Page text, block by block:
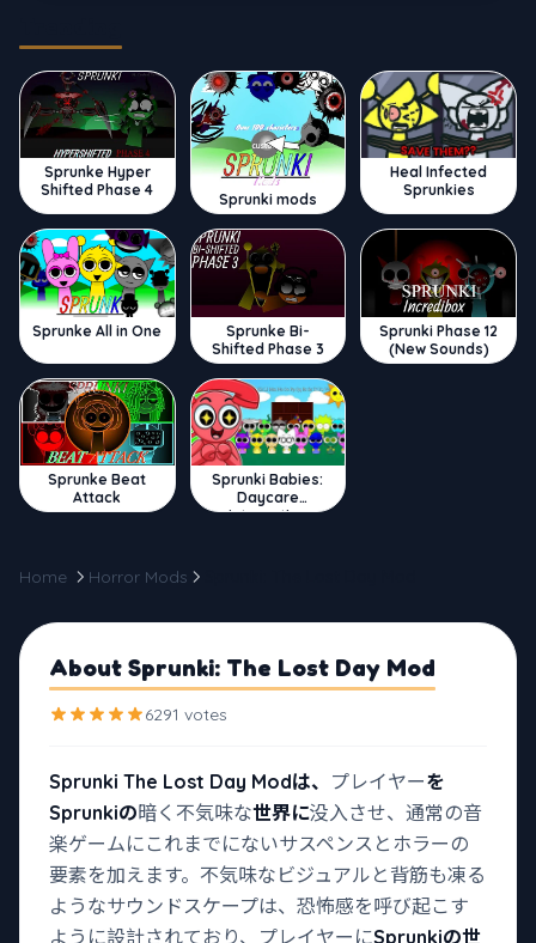
Sprunke Hyper
Shifted Phase 4
Sprunki mods
Heal Infected
Sprunkies
Sprunke All in One
Sprunke Bi-
Shifted Phase 3
Sprunki Phase 12
(New Sounds)
Sprunke Beat
Attack
Sprunki Babies:
Daycare
Interactive
Home Horror Mods
About Sprunki: The Lost Day Mod
6291 votes
Sprunki The Lost Day Modは、 プレイヤーを
Sprunkiの暗く不気味な世界に没入させ、通常の音
楽ゲームにこれまでにないサスペンスとホラーの
要素を加えます。不気味なビジュアルと背筋も凍る
ようなサウンドスケープは、恐怖感を呼び起こす
ように設計されており、プレイヤーにSprunkiの世